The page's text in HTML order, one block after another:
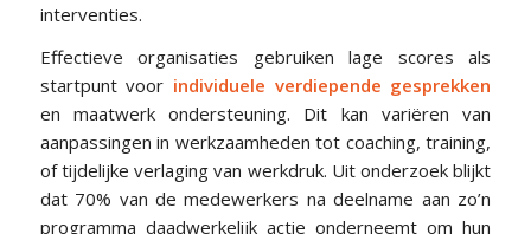
interventies.
Effectieve organisaties gebruiken lage scores als
startpunt voor individuele verdiepende gesprekken
en maatwerk ondersteuning. Dit kan variëren van
aanpassingen in werkzaamheden tot coaching, training,
of tijdelijke verlaging van werkdruk. Uit onderzoek blijkt
dat 70% van de medewerkers na deelname aan zo’n
programma daadwerkelijk actie onderneemt om hun